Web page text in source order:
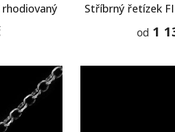
Stříbrný řetízek
od 1